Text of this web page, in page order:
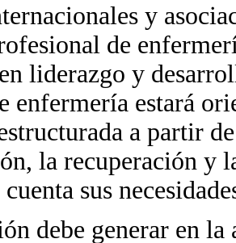
y
de
liderazgo y
enfermería estará
a partir
la recuperación y
cuenta sus
debe generar en